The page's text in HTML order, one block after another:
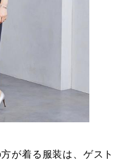
が着る服装は、ゲスト